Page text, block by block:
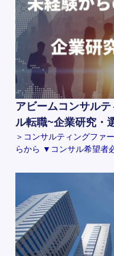
アビームコンサル
ル転職~企業研究・
＞コンサルティングファ
らから ▼コンサル希望